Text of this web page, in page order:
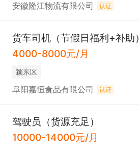
安徽隆江物流有限公司 认证
货车司机（节假日福利+补助）
4000-8000元/月
颍东区
阜阳嘉恒食品有限公司 认证
驾驶员（货源充足）
10000-14000元/月